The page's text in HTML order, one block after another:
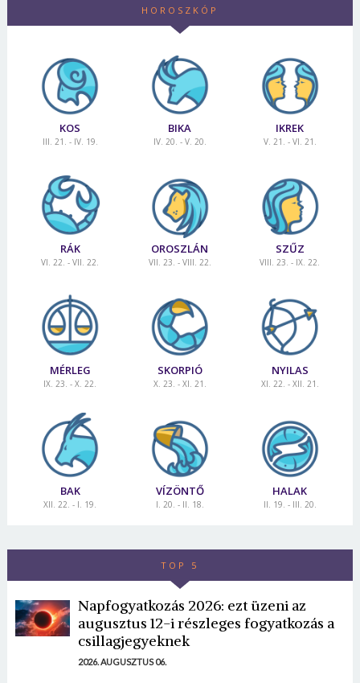
HOROSZKÓP
KOS
III. 21. - IV. 19.
BIKA
IV. 20. - V. 20.
IKREK
V. 21. - VI. 21.
RÁK
VI. 22. - VII. 22.
OROSZLÁN
VII. 23. - VIII. 22.
SZŰZ
VIII. 23. - IX. 22.
MÉRLEG
IX. 23. - X. 22.
SKORPIÓ
X. 23. - XI. 21.
NYILAS
XI. 22. - XII. 21.
BAK
XII. 22. - I. 19.
VÍZÖNTŐ
I. 20. - II. 18.
HALAK
II. 19. - III. 20.
TOP 5
Napfogyatkozás 2026: ezt üzeni az
augusztus 12-i részleges fogyatkozás a
csillagjegyeknek
2026. AUGUSZTUS 06.